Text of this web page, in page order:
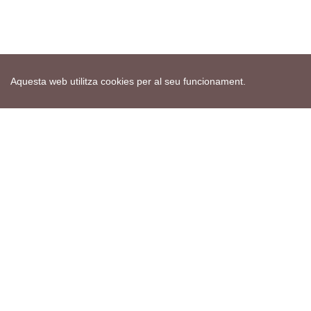
Aquesta web utilitza cookies per al seu funcionament.